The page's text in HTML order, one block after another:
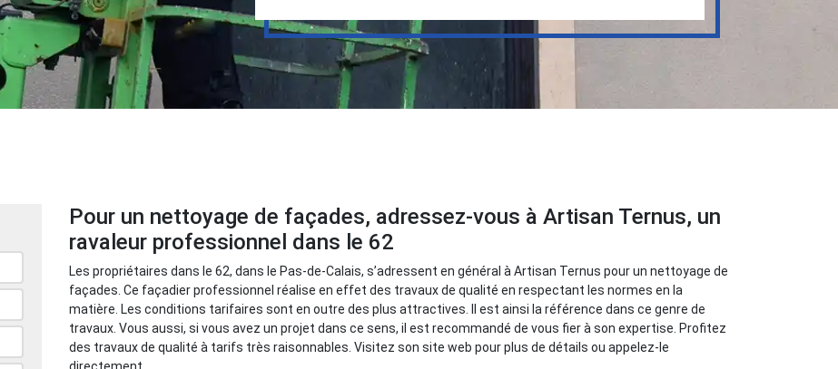
Pour un nettoyage de façades, adressez-vous à Artisan Ternus, un
ravaleur professionnel dans le 62
Les propriétaires dans le 62, dans le Pas-de-Calais, s’adressent en général à Artisan Ternus pour un nettoyage de
façades. Ce façadier professionnel réalise en effet des travaux de qualité en respectant les normes en la
matière. Les conditions tarifaires sont en outre des plus attractives. Il est ainsi la référence dans ce genre de
travaux. Vous aussi, si vous avez un projet dans ce sens, il est recommandé de vous fier à son expertise. Profitez
des travaux de qualité à tarifs très raisonnables. Visitez son site web pour plus de détails ou appelez-le